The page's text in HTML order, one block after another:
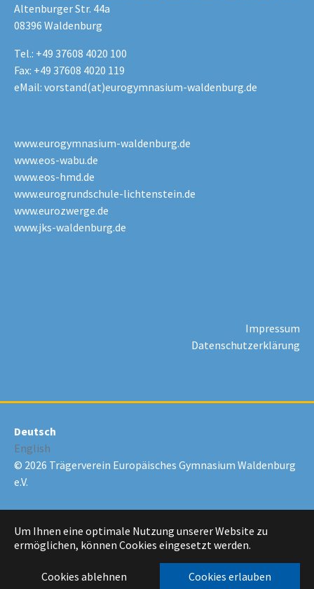
Um Ihnen eine optimale Nutzung unserer Website zu
ermöglichen, können Cookies eingesetzt werden.
Cookies ablehnen Cookies erlauben
Altenburger Str. 44a
08396 Waldenburg
Tel.: +49 37608 4020 100
Fax: +49 37608 4020 119
eMail: vorstand(at)eurogymnasium-waldenburg.de
www.eurogymnasium-waldenburg.de
www.eos-wabu.de
www.eos-hmd.de
www.eurogrundschule-lichtenstein.de
www.eurozwerge.de
www.jks-waldenburg.de
Impressum
Datenschutzerklärung
Deutsch
English
© 2026 Trägerverein Europäisches Gymnasium Waldenburg
e.V.